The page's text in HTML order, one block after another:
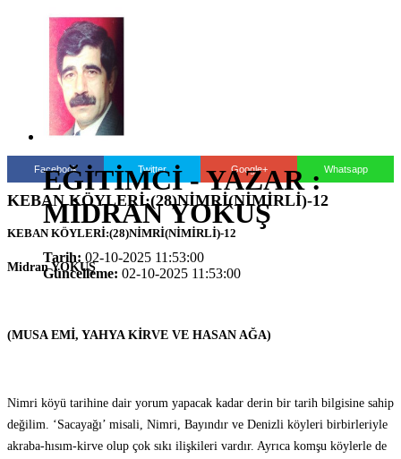
EĞİTİMCİ - YAZAR :
MİDRAN YOKUŞ
Tarih: 02-10-2025 11:53:00
Güncelleme: 02-10-2025 11:53:00
Facebook Twitter Google+ Whatsapp
KEBAN KÖYLERİ:(28)NİMRİ(NİMİRLİ)-12
KEBAN KÖYLERİ:(28)NİMRİ(NİMİRLİ)-12
Midran YOKUŞ
(MUSA EMİ, YAHYA KİRVE VE HASAN AĞA)
Nimri köyü tarihine dair yorum yapacak kadar derin bir tarih bilgisine sahip
değilim. ‘Sacayağı’ misali, Nimri, Bayındır ve Denizli köyleri birbirleriyle
akraba-hısım-kirve olup çok sıkı ilişkileri vardır. Ayrıca komşu köylerle de